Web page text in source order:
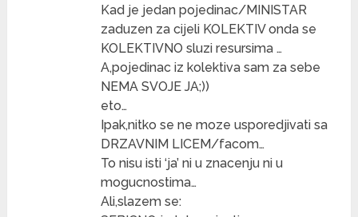
Kad je jedan pojedinac/MINISTAR
zaduzen za cijeli KOLEKTIV onda se
KOLEKTIVNO sluzi resursima …
A,pojedinac iz kolektiva sam za sebe
NEMA SVOJE JA;))
eto…
Ipak,nitko se ne moze usporedjivati sa
DRZAVNIM LICEM/facom…
To nisu isti ‘ja’ ni u znacenju ni u
mogucnostima…
Ali,slazem se: